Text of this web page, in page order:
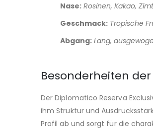
Nase: Rosinen, Kakao,
Geschmack: Tropische
Abgang: Lang,
Besonderheiten
Der Diplomatico Reserva
ihm Struktur und
Profil ab und sorgt für die